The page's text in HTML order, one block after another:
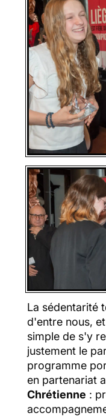
La sédentarité
d'entre nous,
simple de s'y
justement le
programme
en partenariat
Chrétienne :